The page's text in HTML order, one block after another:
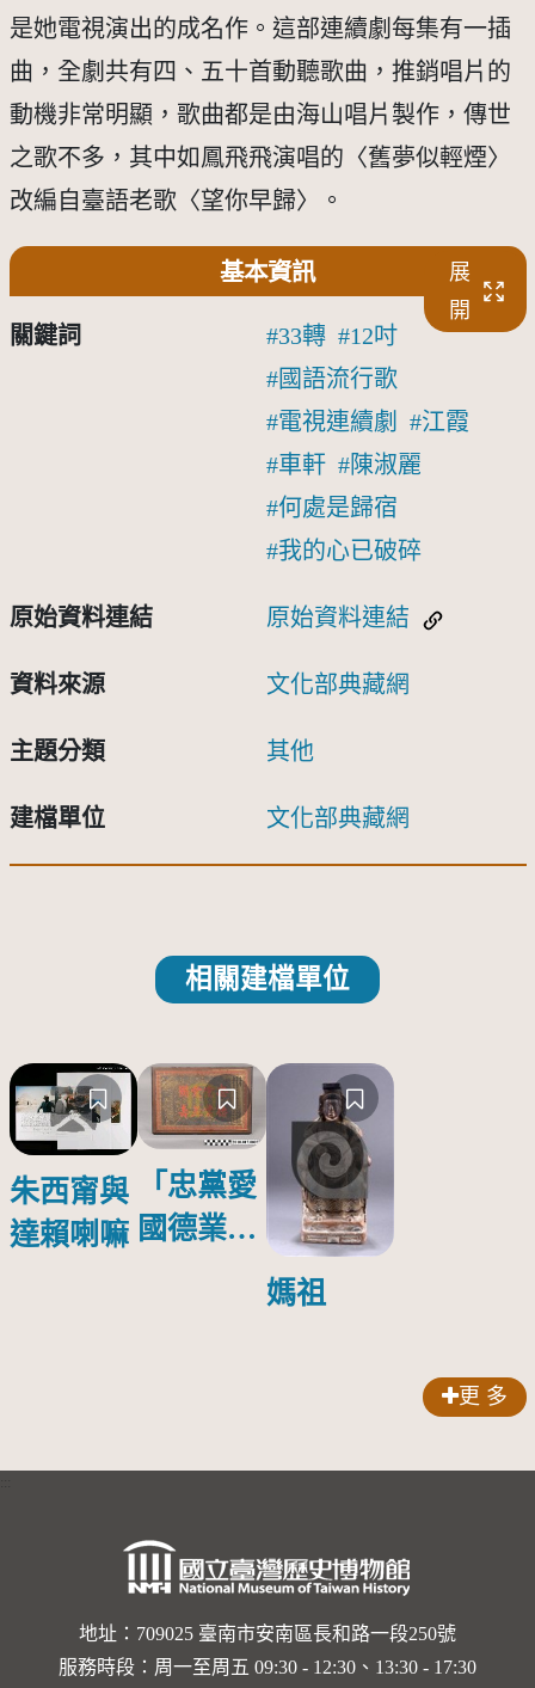
是她電視演出的成名作。這部連續劇每集有一插
曲，全劇共有四、五十首動聽歌曲，推銷唱片的
動機非常明顯，歌曲都是由海山唱片製作，傳世
之歌不多，其中如鳳飛飛演唱的〈舊夢似輕煙〉
改編自臺語老歌〈望你早歸〉。
基本資訊
展
開
關鍵詞 33轉
12吋
國語流行歌
電視連續劇
江霞
車軒
陳淑麗
何處是歸宿
我的心已破碎
原始資料連結 原始資料連結
資料來源 文化部典藏網
主題分類 其他
建檔單位 文化部典藏網
相關建檔單位
朱西甯與
達賴喇嘛
「忠黨愛
國德業並
媽祖
更 多
地址：709025 臺南市安南區長和路一段250號
服務時段：周一至周五 09:30 - 12:30、13:30 - 17:30